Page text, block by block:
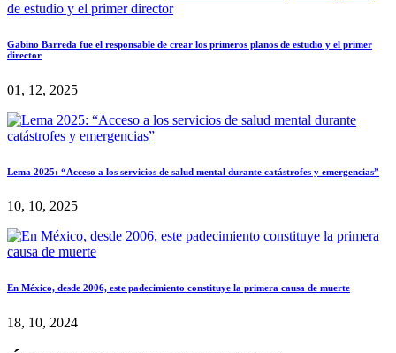
Gabino Barreda fue el responsable de crear los primeros planos de estudio y el primer
director
01, 12, 2025
Lema 2025: “Acceso a los servicios de salud mental durante catástrofes y emergencias”
10, 10, 2025
En México, desde 2006, este padecimiento constituye la primera causa de muerte
18, 10, 2024